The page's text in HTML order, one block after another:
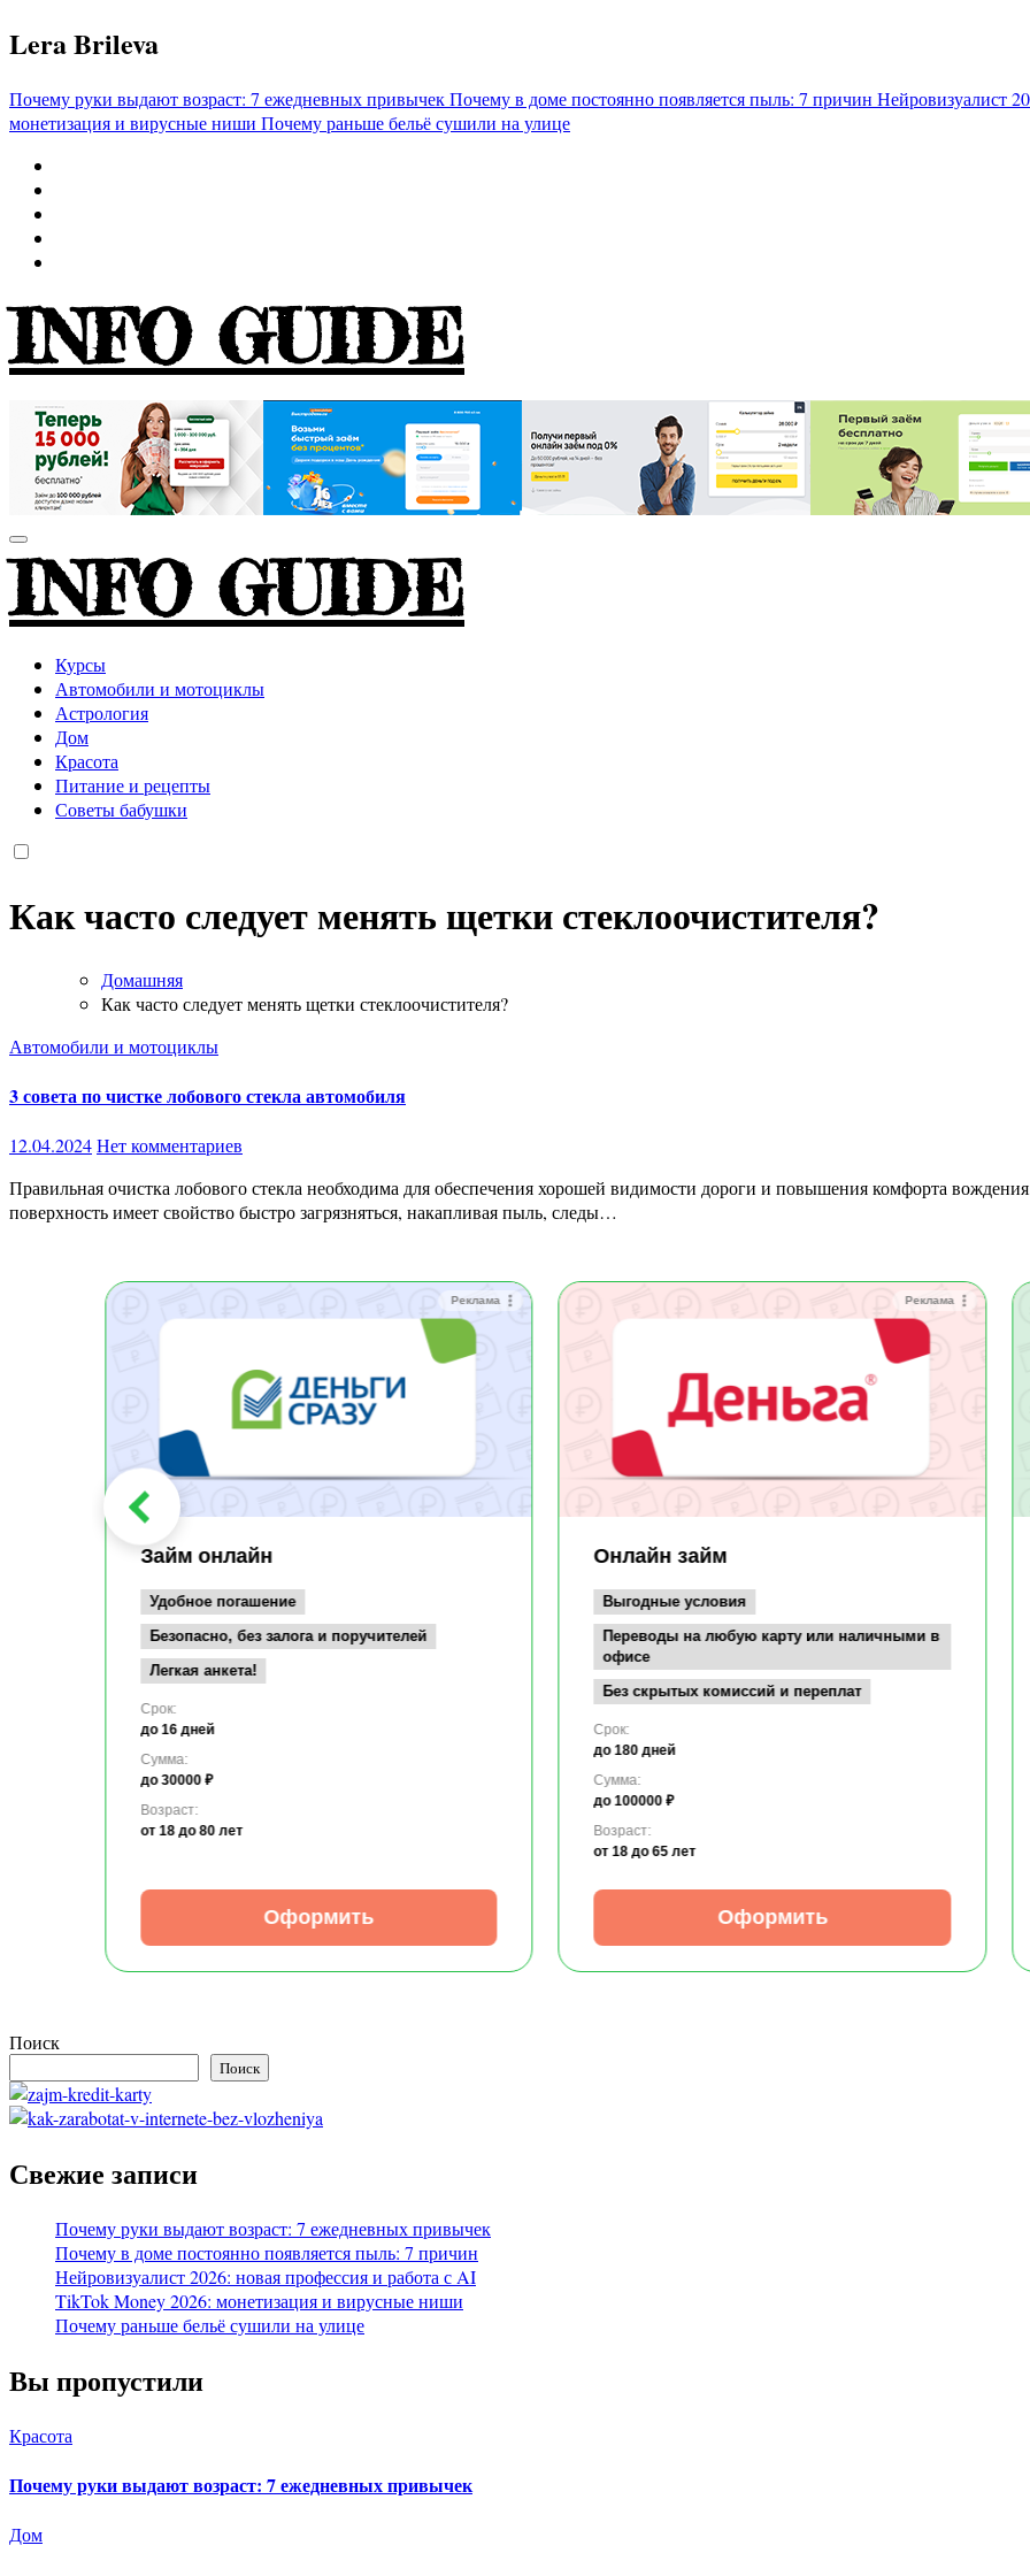
Перейти
к
Lera Brileva
Почему руки выдают возраст: 7 ежедневных привычекПочему в доме постоянно появляется пыль: 7 причин Нейровизуалист
монетизация и вирусные ниши Почему раньше бельё сушили на улице
INFO GUIDE
INFO GUIDE
Курсы
Автомобили и мотоциклы
Астрология
Дом
Красота
Питание и рецепты
Советы бабушки
Как часто следует менять щетки стеклоочистителя?
Домашняя
Как часто следует менять щетки стеклоочистителя?
Автомобили и мотоциклы
3 совета по чистке лобового стекла автомобиля
12.04.2024Нет комментариев
Правильная очистка лобового стекла необходима для обеспечения хорошей видимости дороги и повышения комфорта вождения. Но, разумеется, в любое время года эта стеклянная
поверхность имеет свойство быстро загрязняться, накапливая пыль, следы…
Реклама
Займ онлайн
Удобное погашение
Безопасно, без залога и поручителей
Легкая анкета!
Срок:
до 16 дней
Сумма:
до 30000 ₽
Возраст:
от 18 до 80 лет
Оформить
Реклама
Онлайн займ
Выгодные условия
Переводы на любую карту или наличными в
офисе
Без скрытых комиссий и переплат
Срок:
до 180 дней
Сумма:
до 100000 ₽
Возраст:
от 18 до 65 лет
Оформить
Поиск
Поиск
Свежие записи
Почему руки выдают возраст: 7 ежедневных привычек
Почему в доме постоянно появляется пыль: 7 причин
Нейровизуалист 2026: новая профессия и работа с AI
TikTok Money 2026: монетизация и вирусные ниши
Почему раньше бельё сушили на улице
Вы пропустили
Красота
Почему руки выдают возраст: 7 ежедневных привычек
Дом